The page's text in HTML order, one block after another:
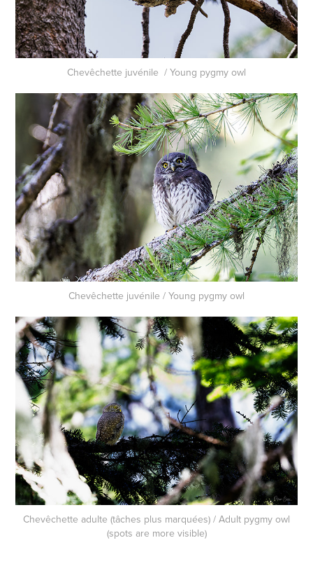
Chevêchette juvénile / Young pygmy owl
Chevêchette juvénile / Young pygmy owl
Chevêchette adulte (tâches plus marquées) / Adult pygmy owl
(spots are more visible)